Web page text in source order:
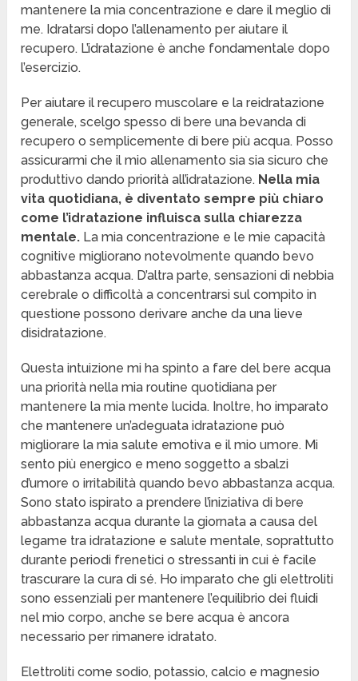
mantenere la mia concentrazione e dare il meglio di
me. Idratarsi dopo l’allenamento per aiutare il
recupero. L’idratazione è anche fondamentale dopo
l’esercizio.
Per aiutare il recupero muscolare e la reidratazione
generale, scelgo spesso di bere una bevanda di
recupero o semplicemente di bere più acqua. Posso
assicurarmi che il mio allenamento sia sia sicuro che
produttivo dando priorità all’idratazione. Nella mia
vita quotidiana, è diventato sempre più chiaro
come l’idratazione influisca sulla chiarezza
mentale. La mia concentrazione e le mie capacità
cognitive migliorano notevolmente quando bevo
abbastanza acqua. D’altra parte, sensazioni di nebbia
cerebrale o difficoltà a concentrarsi sul compito in
questione possono derivare anche da una lieve
disidratazione.
Questa intuizione mi ha spinto a fare del bere acqua
una priorità nella mia routine quotidiana per
mantenere la mia mente lucida. Inoltre, ho imparato
che mantenere un’adeguata idratazione può
migliorare la mia salute emotiva e il mio umore. Mi
sento più energico e meno soggetto a sbalzi
d’umore o irritabilità quando bevo abbastanza acqua.
Sono stato ispirato a prendere l’iniziativa di bere
abbastanza acqua durante la giornata a causa del
legame tra idratazione e salute mentale, soprattutto
durante periodi frenetici o stressanti in cui è facile
trascurare la cura di sé. Ho imparato che gli elettroliti
sono essenziali per mantenere l’equilibrio dei fluidi
nel mio corpo, anche se bere acqua è ancora
necessario per rimanere idratato.
Elettroliti come sodio, potassio, calcio e magnesio